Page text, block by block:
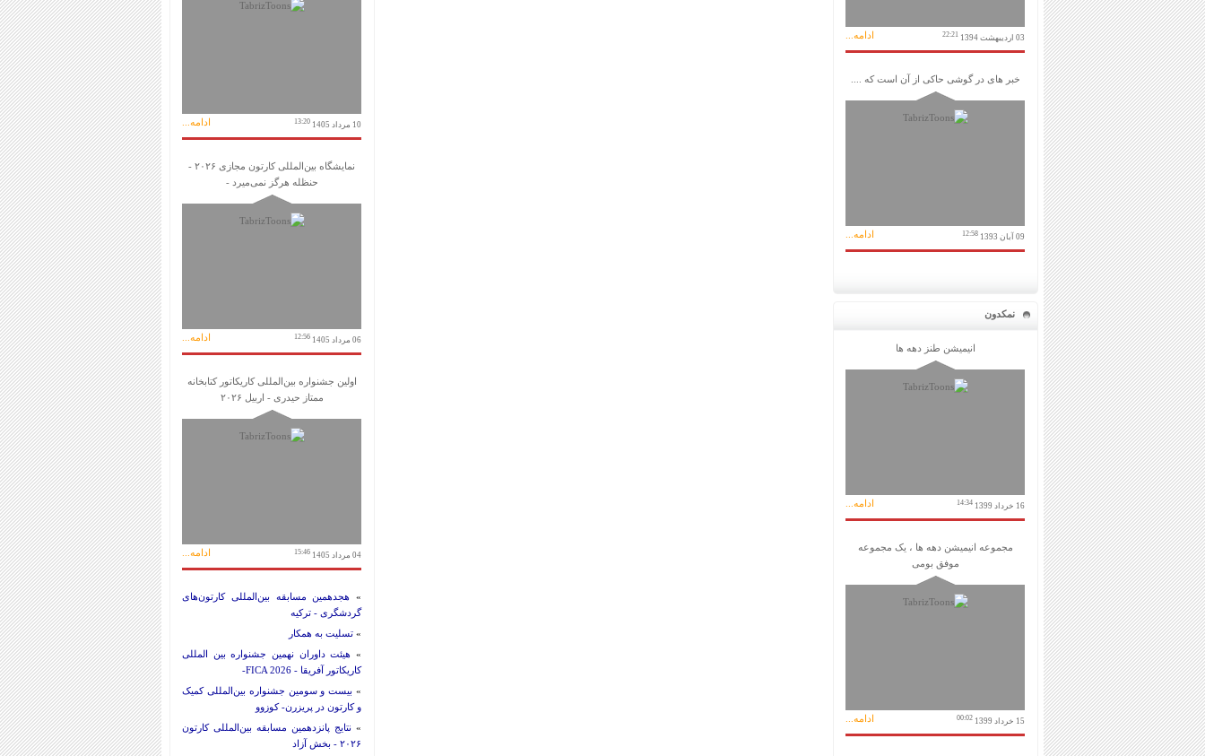
03 اردیبهشت 1394 22:21 ادامه...
خبر های در گوشی حاکی از آن است که ....
09 آبان 1393 12:58 ادامه...
نمکدون
انیمیشن طنز دهه ها
16 خرداد 1399 14:34 ادامه...
مجموعه انیمیشن دهه ها ، یک مجموعه
موفق بومی
15 خرداد 1399 00:02 ادامه...
10 مرداد 1405 13:20 ادامه...
نمایشگاه بین‌المللی کارتون مجازی ۲۰۲۶ -
حنظله هرگز نمی‌میرد -
06 مرداد 1405 12:56 ادامه...
اولین جشنواره بین‌المللی کاریکاتور کتابخانه
ممتاز حیدری - اربیل ۲۰۲۶
04 مرداد 1405 15:46 ادامه...
»
هجدهمین مسابقه بین‌المللی کارتون‌های
گردشگری - ترکیه
» تسلیت به همکار
» هیئت داوران نهمین جشنواره بین المللی
کاریکاتور آفریقا - FICA 2026-
» بیست و سومین جشنواره بین‌المللی کمیک
و کارتون در پریزرن- کوزوو
» نتایج پانزدهمین مسابقه بین‌المللی کارتون
۲۰۲۶ - بخش آزاد